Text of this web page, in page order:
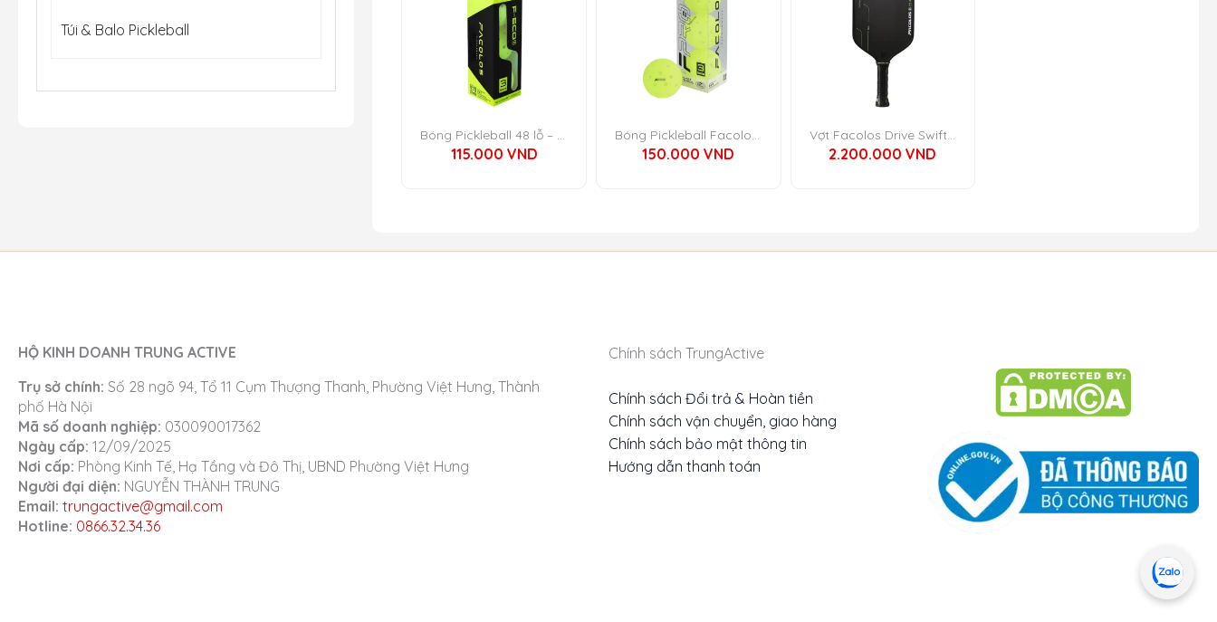
Túi & Balo Pickleball
Bóng Pickleball 48 lỗ – Facolos F-Eco 48
115.000 VND
Bóng Pickleball Facolos F-Pro Performance Gen2 Xanh (Hộp 3 Quả)
150.000VND
Vợt Facolos Drive Swift 16mm
2.200.000VND
HỘ KINH DOANH TRUNG ACTIVE
Trụ sở chính: Số 28 ngõ 94, Tổ 11 Cụm Thượng Thanh, Phường Việt Hưng, Thành
phố Hà Nội
Mã số doanh nghiệp: 030090017362
Ngày cấp: 12/09/2025
Nơi cấp: Phòng Kinh Tế, Hạ Tầng và Đô Thị, UBND Phường Việt Hưng
Người đại diện: NGUYỄN THÀNH TRUNG
Email: trungactive@gmail.com
Hotline: 0866.32.34.36
Chính sách TrungActive
Chính sách Đổi trả & Hoàn tiền
Chính sách vận chuyển, giao hàng
Chính sách bảo mật thông tin
Hướng dẫn thanh toán